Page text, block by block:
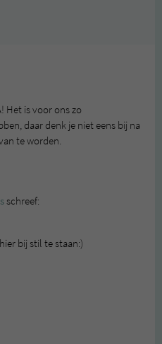
Het is voor ons zo
daar denk je niet eens bij na
te worden.
schreef:
bij stil te staan:)